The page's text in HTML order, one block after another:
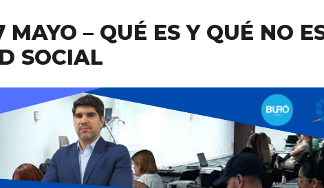
MAYO – QUÉ ES Y QUÉ NO
SOCIAL